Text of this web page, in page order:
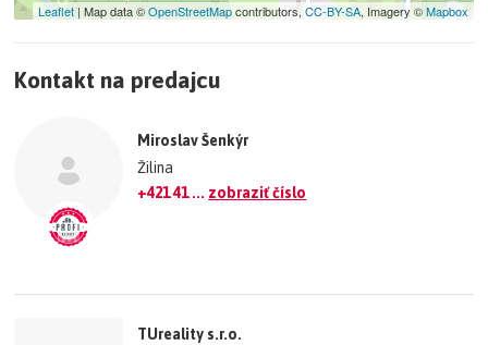
−
Leaflet| Map data ©OpenStreetMapcontributors, CC-BY-SA, Imagery ©Mapbox
Kontakt na predajcu
Miroslav Šenkýr
Žilina
+421 41 ... zobraziť číslo
TUreality s.r.o.